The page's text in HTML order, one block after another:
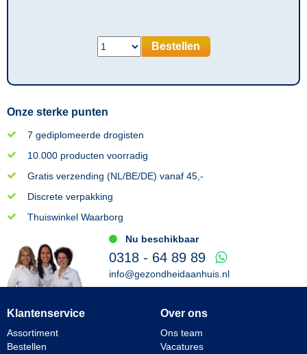
Bestellen
Onze sterke punten
7 gediplomeerde drogisten
10.000 producten voorradig
Gratis verzending (NL/BE/DE) vanaf 45,-
Discrete verpakking
Thuiswinkel Waarborg
Nu beschikbaar
0318 - 64 89 89
info@gezondheidaanhuis.nl
Klantenservice
Assortiment
Bestellen
Over ons
Ons team
Vacatures